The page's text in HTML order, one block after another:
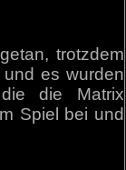
trotzdem
es wurden
die Matrix
Spiel bei und